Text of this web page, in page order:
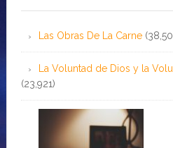
Las Obras De La Carne
La Voluntad de Dios y la
(23,921)